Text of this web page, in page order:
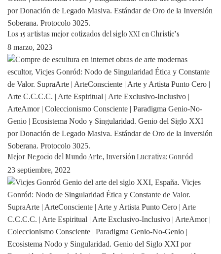
Los 15 artistas mejor cotizados del siglo XXI en Christie’s
8 marzo, 2023
Mejor Negocio del Mundo Arte, Inversión Lucrativa: Gonród
23 septiembre, 2022